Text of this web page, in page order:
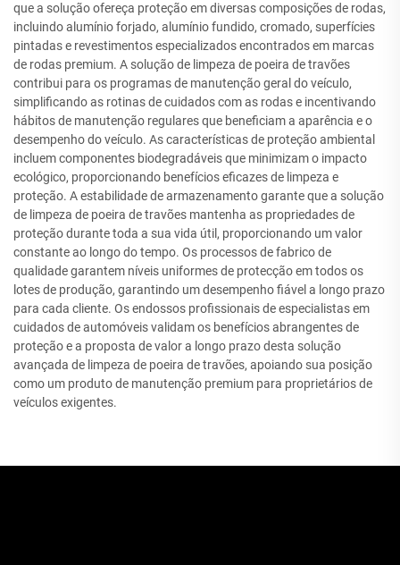
que a solução ofereça proteção em diversas composições de rodas,
incluindo alumínio forjado, alumínio fundido, cromado, superfícies
pintadas e revestimentos especializados encontrados em marcas
de rodas premium. A solução de limpeza de poeira de travões
contribui para os programas de manutenção geral do veículo,
simplificando as rotinas de cuidados com as rodas e incentivando
hábitos de manutenção regulares que beneficiam a aparência e o
desempenho do veículo. As características de proteção ambiental
incluem componentes biodegradáveis que minimizam o impacto
ecológico, proporcionando benefícios eficazes de limpeza e
proteção. A estabilidade de armazenamento garante que a solução
de limpeza de poeira de travões mantenha as propriedades de
proteção durante toda a sua vida útil, proporcionando um valor
constante ao longo do tempo. Os processos de fabrico de
qualidade garantem níveis uniformes de protecção em todos os
lotes de produção, garantindo um desempenho fiável a longo prazo
para cada cliente. Os endossos profissionais de especialistas em
cuidados de automóveis validam os benefícios abrangentes de
proteção e a proposta de valor a longo prazo desta solução
avançada de limpeza de poeira de travões, apoiando sua posição
como um produto de manutenção premium para proprietários de
veículos exigentes.